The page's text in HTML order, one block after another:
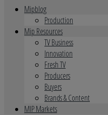
Mipblog
Production
Mip Resources
TV Business
Innovation
Fresh TV
Producers
Buyers
Brands & Content
MIP Markets